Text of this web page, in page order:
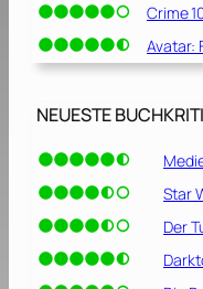
Crime
Avatar:
NEUESTE
Star
Der